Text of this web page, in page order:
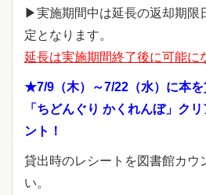
▶実施期間中は延長の返却期限
定となります。
延長は実施期間終了後に可能に
★7/9（木）～7/22（水）に本を
「ちどんぐり かくれんぼ」 ク
ント！
貸出時のレシートを図書館カウ
い。